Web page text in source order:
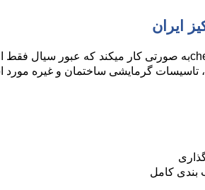
ایران
به صورتی کار میکند که عبور سیال
تاسیسات گرمایشی ساختمان و غیره مورد
بندی کامل